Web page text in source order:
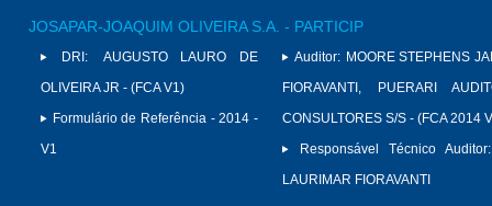
JOSAPAR-JOAQUIM OLIVEIRA S.A. - PARTICIP
DRI:
AUGUSTO LAURO DE
OLIVEIRA JR - (FCA V1)
Formulário de Referência - 2014 -
V1
Auditor: MOORE STEPHENS
FIORAVANTI, PUERARI
CONSULTORES S/S - (FCA 2014
Responsável Técnico Auditor:
LAURIMAR FIORAVANTI